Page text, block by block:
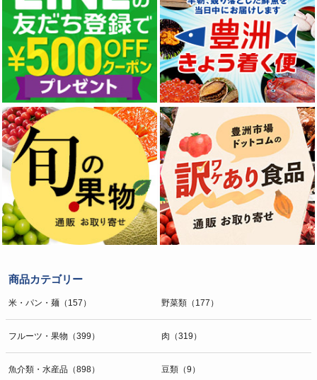
商品カテゴリー
米・パン・麺（157） 野菜類（177）
フルーツ・果物（399） 肉（319）
魚介類・水産品（898） 豆類（9）